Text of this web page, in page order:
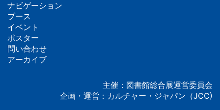
フ
ッ
タ
ナビゲーション
ブース
イベント
ポスター
問い合わせ
アーカイブ
主催：図書館総合展運営委員会
企画・運営：カルチャー・ジャパン（JCC)